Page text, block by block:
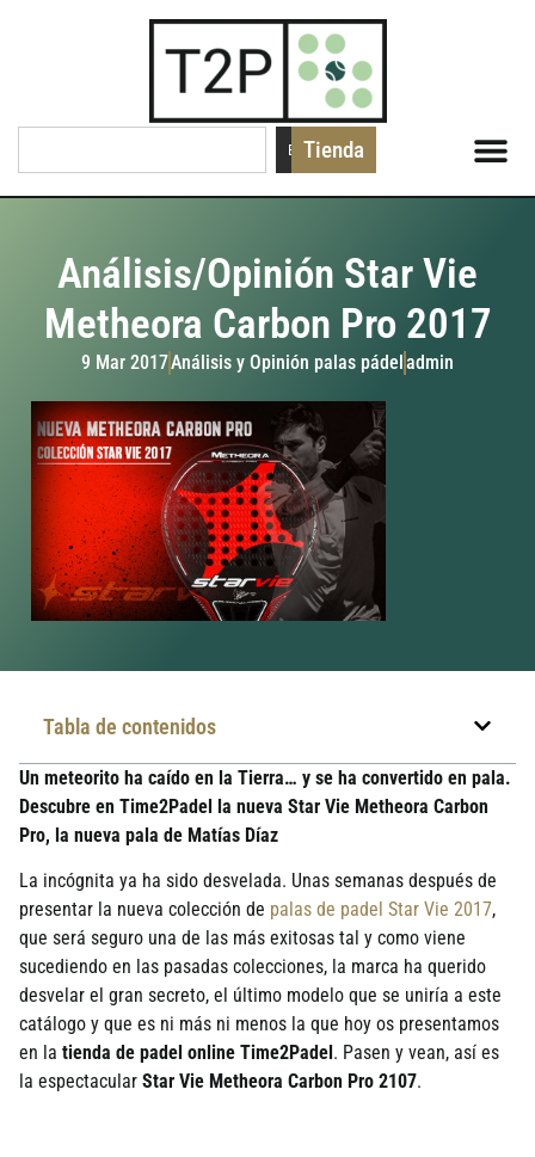
Buscar
Tienda
Análisis/Opinión Star Vie
Metheora Carbon Pro 2017
9 Mar 2017Análisis y Opinión palas pádeladmin
Tabla de contenidos
Un meteorito ha caído en la Tierra… y se ha convertido en pala.
Descubre en Time2Padel la nueva Star Vie Metheora Carbon
Pro, la nueva pala de Matías Díaz
La incógnita ya ha sido desvelada. Unas semanas después de
presentar la nueva colección de palas de padel Star Vie 2017,
que será seguro una de las más exitosas tal y como viene
sucediendo en las pasadas colecciones, la marca ha querido
desvelar el gran secreto, el último modelo que se uniría a este
catálogo y que es ni más ni menos la que hoy os presentamos
en la tienda de padel online Time2Padel . Pasen y vean, así es
la espectacular Star Vie Metheora Carbon Pro 2107.